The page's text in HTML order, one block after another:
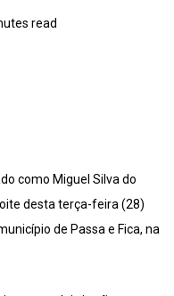
read
como Miguel Silva do
desta terça-feira (28)
de Passa e Fica, na